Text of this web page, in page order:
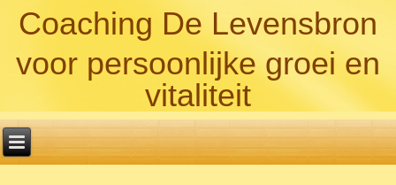
Coaching De Levensbron
voor persoonlijke groei en
vitaliteit